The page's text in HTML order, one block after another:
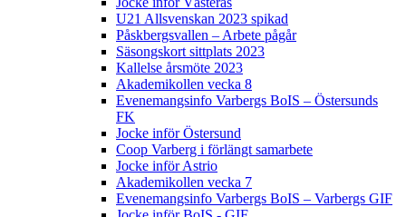
U21 Allsvenskan 2023 spikad
Påskbergsvallen – Arbete pågår
Säsongskort sittplats 2023
Kallelse årsmöte 2023
Akademikollen vecka 8
Evenemangsinfo Varbergs BoIS – Östersunds
FK
Jocke inför Östersund
Coop Varberg i förlängt samarbete
Jocke inför Astrio
Akademikollen vecka 7
Evenemangsinfo Varbergs BoIS – Varbergs GIF